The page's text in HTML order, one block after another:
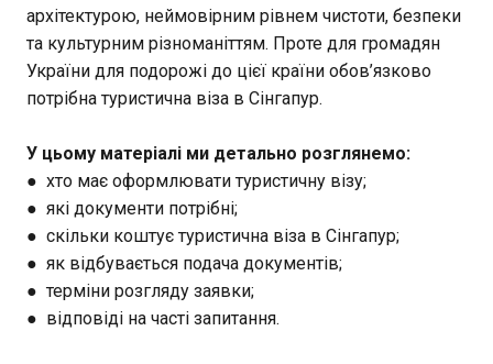
архітектурою, неймовірним рівнем чистоти, безпеки
та культурним різноманіттям. Проте для громадян
України для подорожі до цієї країни обов’язково
потрібна туристична віза в Сінгапур.
У цьому матеріалі ми детально розглянемо:
● хто має оформлювати туристичну візу;
● які документи потрібні;
● скільки коштує туристична віза в Сінгапур;
● як відбувається подача документів;
● терміни розгляду заявки;
● відповіді на часті запитання.